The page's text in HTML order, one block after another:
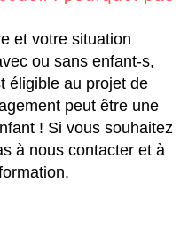
et votre situation
ou sans enfant-s,
éligible au projet de
peut être une
! Si vous souhaitez
à nous contacter et à